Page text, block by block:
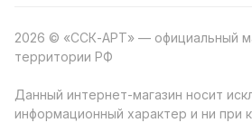
2026 © «ССК-АРТ» — официальный
территории РФ
Данный интернет-магазин носит
информационный характер и ни при